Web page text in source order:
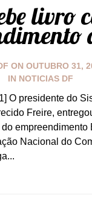
livro
ONOUTUBRO 31,
IN NOTICIAS DF
O presidente do
Freire,
Nacional do